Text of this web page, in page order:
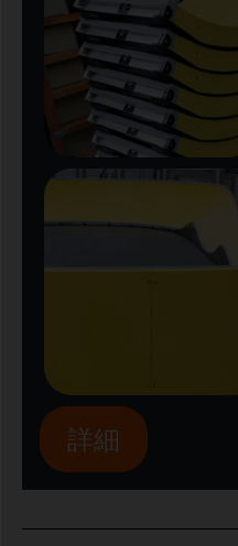
詳細